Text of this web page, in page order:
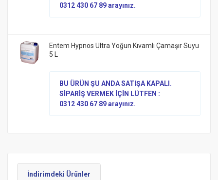
0312 430 67 89 arayınız.
Entem Hypnos Ultra Yoğun Kıvamlı Çamaşır Suyu
5 L
BU ÜRÜN ŞU ANDA SATIŞA KAPALI.
SİPARİŞ VERMEK İÇİN LÜTFEN :
0312 430 67 89 arayınız.
İndirimdeki Ürünler